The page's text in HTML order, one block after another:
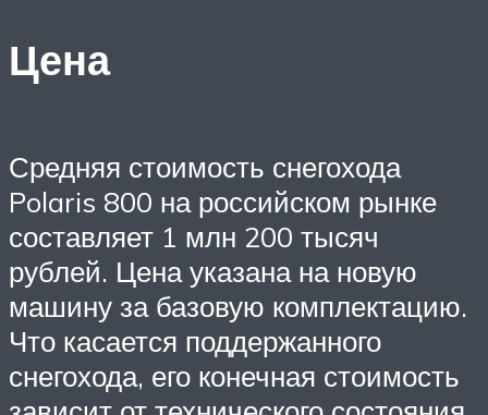
Цена
Средняя стоимость снегохода
Polaris 800 на российском рынке
составляет 1 млн 200 тысяч
рублей. Цена указана на новую
машину за базовую комплектацию.
Что касается поддержанного
снегохода, его конечная стоимость